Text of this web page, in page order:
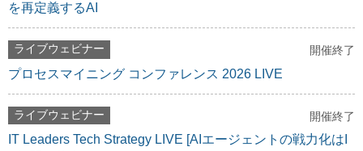
を再定義するAI
ライブウェビナー 開催終了
プロセスマイニング コンファレンス 2026 LIVE
ライブウェビナー 開催終了
IT Leaders Tech Strategy LIVE [AIエージェントの戦力化はI